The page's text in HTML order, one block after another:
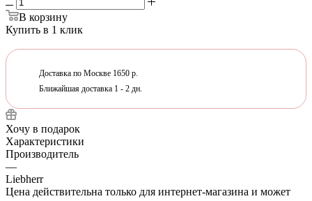
В корзину
Купить в 1 клик
Доставка по Москве 1650 р.
Ближайшая доставка 1 - 2 дн.
Хочу в подарок
Характеристики
Производитель
—
Liebherr
Цена действительна только для интернет-магазина и может